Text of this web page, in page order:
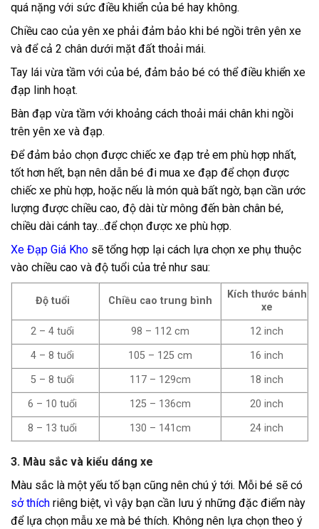
quá nặng với sức điều khiển của bé hay không.
Chiều cao của yên xe phải đảm bảo khi bé ngồi trên yên xe
và để cả 2 chân dưới mặt đất thoải mái.
Tay lái vừa tầm với của bé, đảm bảo bé có thể điều khiển xe
đạp linh hoạt.
Bàn đạp vừa tầm với khoảng cách thoải mái chân khi ngồi
trên yên xe và đạp.
Để đảm bảo chọn được chiếc xe đạp trẻ em phù hợp nhất,
tốt hơn hết, bạn nên dẫn bé đi mua xe đạp để chọn được
chiếc xe phù hợp, hoặc nếu là món quà bất ngờ, bạn cần ước
lượng được chiều cao, độ dài từ mông đến bàn chân bé,
chiều dài cánh tay…để chọn được xe phù hợp.
Xe Đạp Giá Kho sẽ tổng hợp lại cách lựa chọn xe phụ thuộc
vào chiều cao và độ tuổi của trẻ như sau:
Độ tuổi Chiều cao trung bình
Kích thước bánh
xe
2 – 4 tuổi
98 – 112 cm
12 inch
4 – 8 tuổi
105 – 125 cm
16 inch
5 – 8 tuổi
117 – 129cm
18 inch
6 – 10 tuổi
125 – 136cm
20 inch
8 – 13 tuổi
130 – 141cm 24 inch
3. Màu sắc và kiểu dáng xe
Màu sắc là một yếu tố bạn cũng nên chú ý tới. Mỗi bé sẽ có
sở thích riêng biệt, vì vậy bạn cần lưu ý những đặc điểm này
để lựa chọn mẫu xe mà bé thích. Không nên lựa chọn theo ý